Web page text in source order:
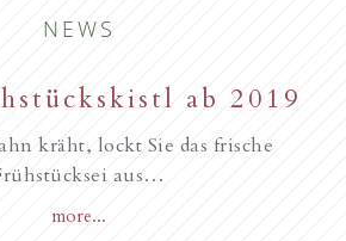
NEWS
wünscht all
Gästen, Frohe
ab 2019
kräht, lockt Sie das frische
aus…
more...
in the summer of
2017